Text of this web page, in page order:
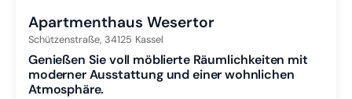
Apartmenthaus Wesertor
Schützenstraße, 34125 Kassel
Genießen Sie voll möblierte Räumlichkeiten mit
moderner Ausstattung und einer wohnlichen
Atmosphäre.